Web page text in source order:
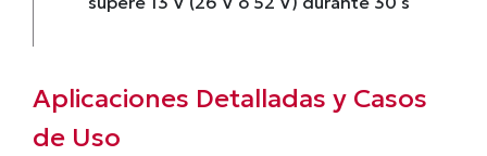
Aplicaciones Detalladas y Casos
de Uso